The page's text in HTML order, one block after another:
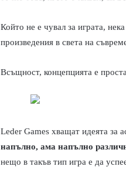
Който не е чувал за играта,
произведения в света на
Всъщност, концепцията е
Leder Games хващат идеята за
напълно, ама напълно
нещо в такъв тип игра е да